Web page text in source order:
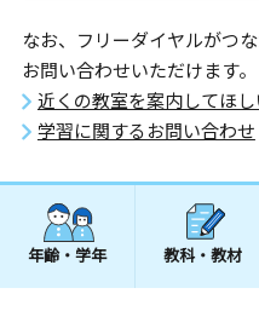
なお、フリーダイヤルがつ
お問い合わせいただけます。
近くの教室を案内してほし
学習に関するお問い合わせ
年齢・学年 教科・教材